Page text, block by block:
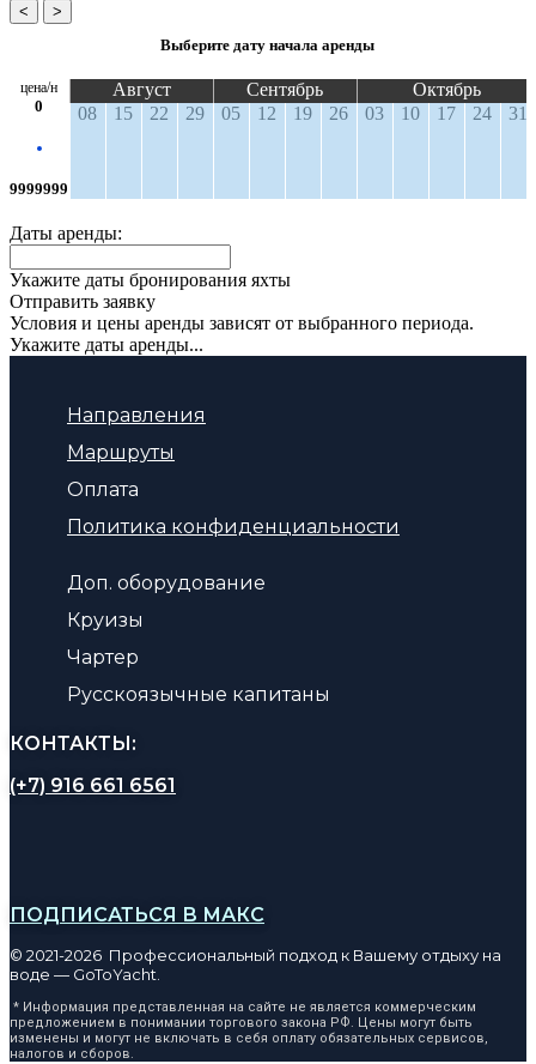
<
>
Выберите дату начала аренды
цена/н
0
9999999
Август Сентябрь
Октябрь
08
15 22 29 05 12 19 26 03 10 17 24 31
Даты аренды:
Укажите даты бронирования яхты
Отправить заявку
Условия и цены аренды зависят от выбранного периода.
Укажите даты аренды...
Направления
Маршруты
Оплата
Политика конфиденциальности
Доп. оборудование
Круизы
Чартер
Русскоязычные капитаны
КОНТАКТЫ:
(+7) 916 661 6561
ПОДПИСАТЬСЯ В МАКС
© 2021-2026 Профессиональный подход к Вашему отдыху на
воде — GoToYacht.
* Информация представленная на сайте не является коммерческим
предложением в понимании торгового закона РФ. Цены могут быть
изменены и могут не включать в себя оплату обязательных сервисов,
налогов и сборов.